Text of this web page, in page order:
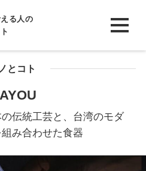
る人の
とコト
伝統工芸と、台湾のモダ
み合わせた食器